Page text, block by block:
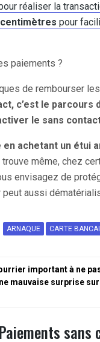
réaliser la
pour
paiements ?
de rembourser
c’est le parcours
le sans
en achetant un étui
trouve même, chez
envisagez de
aussi
ARNAQUE CARTE
important à ne
mauvaise surprise sur
Paiements